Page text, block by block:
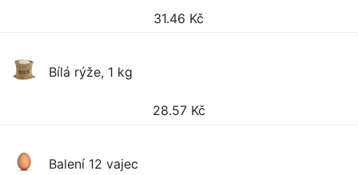
31.46 Kč
Bílá rýže, 1 kg
28.57 Kč
Balení 12 vajec